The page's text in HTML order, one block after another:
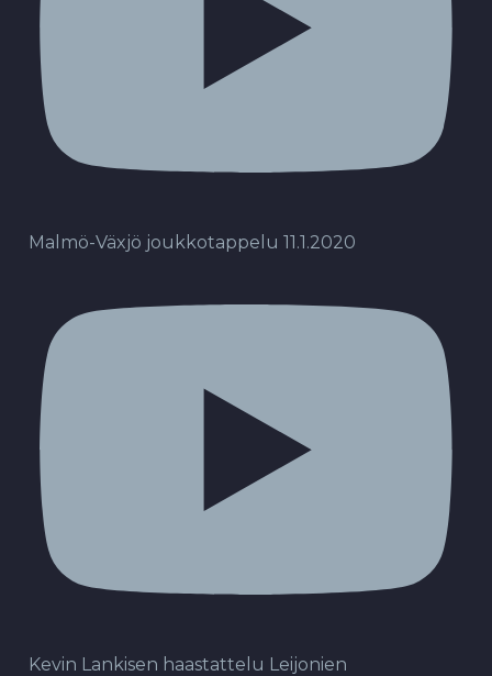
Malmö-Växjö joukkotappelu 11.1.2020
Kevin Lankisen haastattelu Leijonien